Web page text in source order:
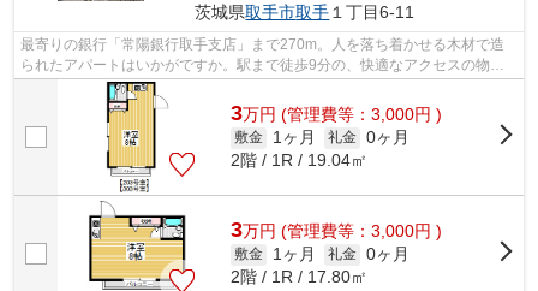
茨城県取手市取手 １丁目6-11
最寄りの銀行「常陽銀行取手支店」まで270m。人を落ち着かせる木材で造
られたアパートはいかがですか。駅まで徒歩9分の、快適なアクセスの物件
です。住みやすさを考えた、レイアウトの...
3万円 (管理費等：3,000円 )
敷金 1ヶ月 礼金 0ヶ月
2階 / 1R / 19.04㎡
3万円 (管理費等：3,000円 )
敷金 1ヶ月 礼金 0ヶ月
2階 / 1R / 17.80㎡